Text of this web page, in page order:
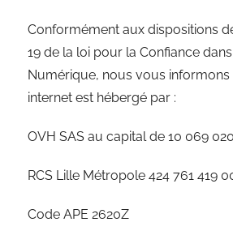
Conformément aux dispositions
19 de la loi pour la Confiance
Numérique, nous vous informons
internet est hébergé par :
OVH SAS au capital de 10 069
RCS Lille Métropole 424 761 419
Code APE 2620Z